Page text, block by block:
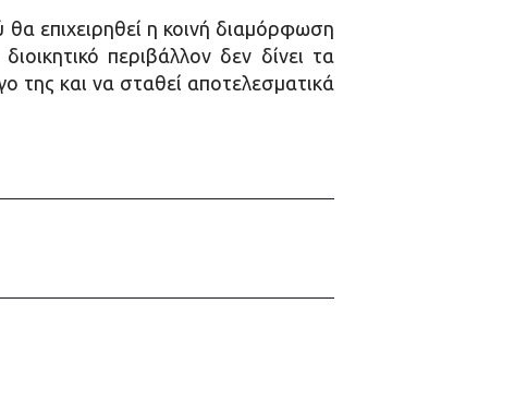
επιχειρηθεί η κοινή διαμόρφωση
περιβάλλον δεν δίνει τα
της και να σταθεί αποτελεσματικά